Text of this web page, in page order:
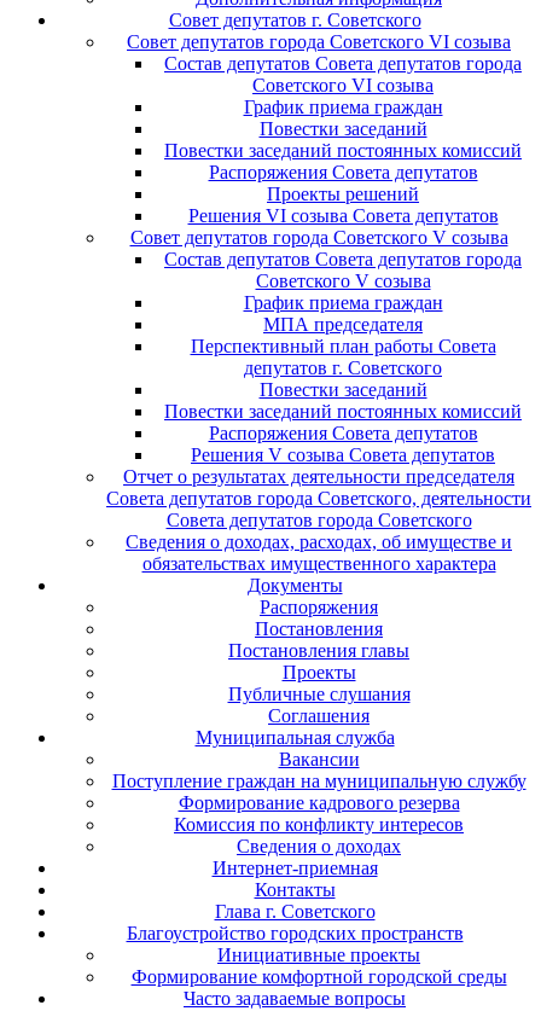
Совет депутатов г. Советского
Совет депутатов города Советского VI созыва
Состав депутатов Совета депутатов города
Советского VI созыва
График приема граждан
Повестки заседаний
Повестки заседаний постоянных комиссий
Распоряжения Совета депутатов
Проекты решений
Решения VI созыва Совета депутатов
Совет депутатов города Советского V созыва
Состав депутатов Совета депутатов города
Советского V созыва
График приема граждан
МПА председателя
Перспективный план работы Совета
депутатов г. Советского
Повестки заседаний
Повестки заседаний постоянных комиссий
Распоряжения Совета депутатов
Решения V созыва Совета депутатов
Отчет о результатах деятельности председателя
Совета депутатов города Советского, деятельности
Совета депутатов города Советского
Сведения о доходах, расходах, об имуществе и
обязательствах имущественного характера
Документы
Распоряжения
Постановления
Постановления главы
Проекты
Публичные слушания
Соглашения
Муниципальная служба
Вакансии
Поступление граждан на муниципальную службу
Формирование кадрового резерва
Комиссия по конфликту интересов
Сведения о доходах
Интернет-приемная
Контакты
Глава г. Советского
Благоустройство городских пространств
Инициативные проекты
Формирование комфортной городской среды
Часто задаваемые вопросы